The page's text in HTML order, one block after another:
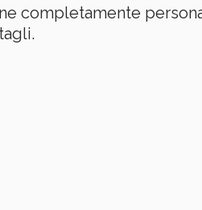
completamente